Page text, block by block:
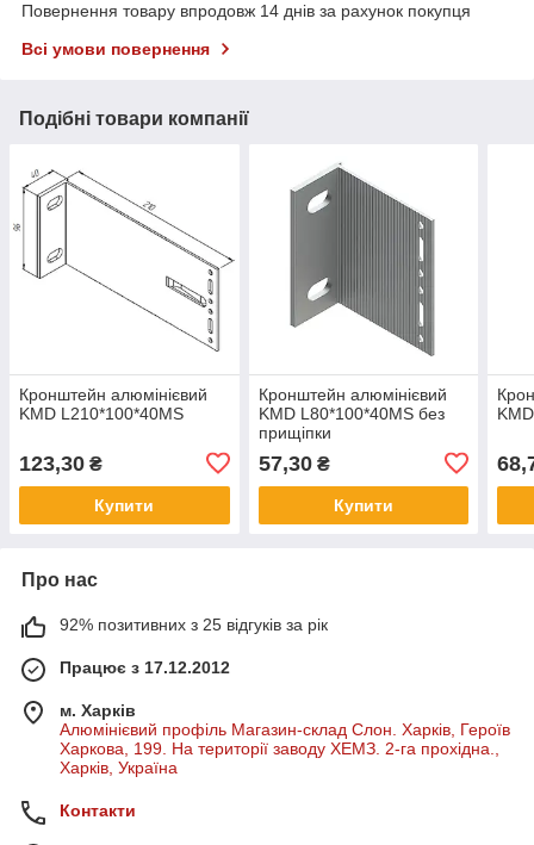
Повернення товару впродовж 14 днів за рахунок покупця
Всі умови повернення
Подібні товари компанії
Кронштейн алюмінієвий
KMD L210*100*40МS
123,30 ₴
Купити
Кронштейн алюмінієвий
KMD L80*100*40МS без
прищіпки
57,30₴
Купити
Про нас
92% позитивних з 25 відгуків за рік
Працює з 17.12.2012
м. Харків
Алюмінієвий профіль Магазин-склад Слон. Харків, Героїв
Харкова, 199. На території заводу ХЕМЗ. 2-га прохідна.,
Харків, Україна
Контакти